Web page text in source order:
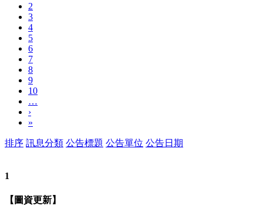
2
3
4
5
6
7
8
9
10
…
›
»
排序 訊息分類 公告標題 公告單位 公告日期
1
【圖資更新】